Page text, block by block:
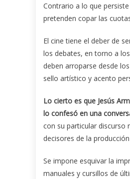
Contrario a lo que
pretenden copar las
El cine tiene el deber de
los debates, en torno a
deben arroparse desde
sello artístico y acento
Lo cierto es que Jesús
lo confesó en una
con su particular discurso
decisores de la
Se impone esquivar la
manuales y cursillos de